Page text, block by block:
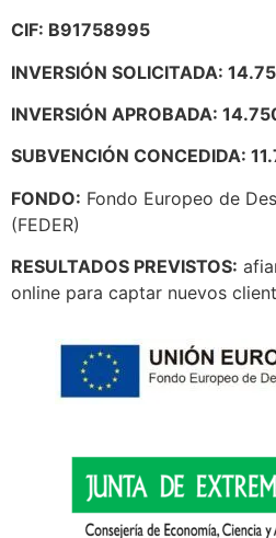
CIF: B91758995
INVERSIÓN SOLICITADA:
INVERSIÓN APROBADA:
SUBVENCIÓN CONCEDIDA:
FONDO: Fondo Europeo de
(FEDER)
RESULTADOS PREVISTOS:
online para captar nuevos